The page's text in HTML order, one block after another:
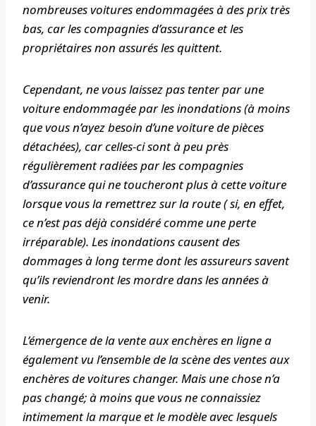
nombreuses voitures endommagées à des prix très
bas, car les compagnies d’assurance et les
propriétaires non assurés les quittent.
Cependant, ne vous laissez pas tenter par une
voiture endommagée par les inondations (à moins
que vous n’ayez besoin d’une voiture de pièces
détachées), car celles-ci sont à peu près
régulièrement radiées par les compagnies
d’assurance qui ne toucheront plus à cette voiture
lorsque vous la remettrez sur la route ( si, en effet,
ce n’est pas déjà considéré comme une perte
irréparable). Les inondations causent des
dommages à long terme dont les assureurs savent
qu’ils reviendront les mordre dans les années à
venir.
L’émergence de la vente aux enchères en ligne a
également vu l’ensemble de la scène des ventes aux
enchères de voitures changer. Mais une chose n’a
pas changé; à moins que vous ne connaissiez
intimement la marque et le modèle avec lesquels